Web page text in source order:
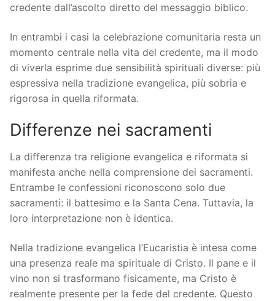
credente dall’ascolto diretto del messaggio biblico.
In entrambi i casi la celebrazione comunitaria resta un
momento centrale nella vita del credente, ma il modo
di viverla esprime due sensibilità spirituali diverse: più
espressiva nella tradizione evangelica, più sobria e
rigorosa in quella riformata.
Differenze nei sacramenti
La differenza tra religione evangelica e riformata si
manifesta anche nella comprensione dei sacramenti.
Entrambe le confessioni riconoscono solo due
sacramenti: il battesimo e la Santa Cena. Tuttavia, la
loro interpretazione non è identica.
Nella tradizione evangelica l’Eucaristia è intesa come
una presenza reale ma spirituale di Cristo. Il pane e il
vino non si trasformano fisicamente, ma Cristo è
realmente presente per la fede del credente. Questo